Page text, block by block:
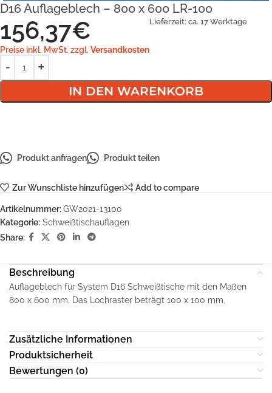
D16 Auflageblech – 800 x 600 LR-100
156,37€
Preise inkl. MwSt. zzgl. Versandkosten
Lieferzeit: ca. 17 Werktage
IN DEN WARENKORB
Produkt anfragen Produkt teilen
Zur Wunschliste hinzufügen Add to compare
Artikelnummer:GW2021-13100
Kategorie: Schweißtischauflagen
Share:
Beschreibung
Auflageblech für System D16 Schweißtische mit den Maßen
800 x 600 mm. Das Lochraster beträgt 100 x 100 mm.
Zusätzliche Informationen
Produktsicherheit
Bewertungen (0)